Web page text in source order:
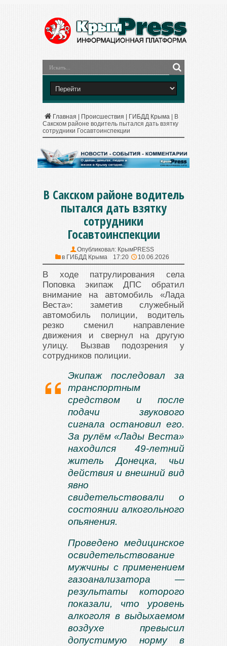
Главная Происшествия ГИБДД Крыма
В
Сакском районе водитель пытался дать взятку
сотрудники Госавтоинспекции
В Сакском районе водитель
пытался дать взятку
сотрудники
Госавтоинспекции
Опубликовал: КрымPRESS
в ГИБДД Крыма 17:20 10.06.2026
В ходе патрулирования села
Поповка экипаж ДПС обратил
внимание на автомобиль «Лада
Веста»: заметив служебный
автомобиль полиции, водитель
резко сменил направление
движения и свернул на другую
улицу. Вызвав подозрения у
сотрудников полиции.
Экипаж последовал за
транспортным
средством и после
подачи звукового
сигнала остановил его.
За рулём «Лады Веста»
находился 49‑летний
житель Донецка, чьи
действия и внешний вид
явно
свидетельствовали о
состоянии алкогольного
опьянения.
Проведено медицинское
освидетельствование
мужчины с применением
газоанализатора —
результаты которого
показали, что уровень
алкоголя в выдыхаемом
воздухе превысил
допустимую норму в